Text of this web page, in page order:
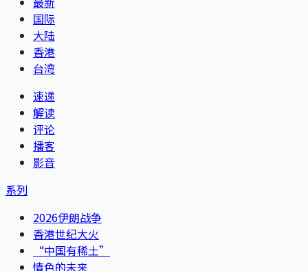
国际
大陆
香港
台湾
速递
解读
评论
播客
影音
系列
2026伊朗战争
香港世纪大火
“中国有稀土”
情色的未来